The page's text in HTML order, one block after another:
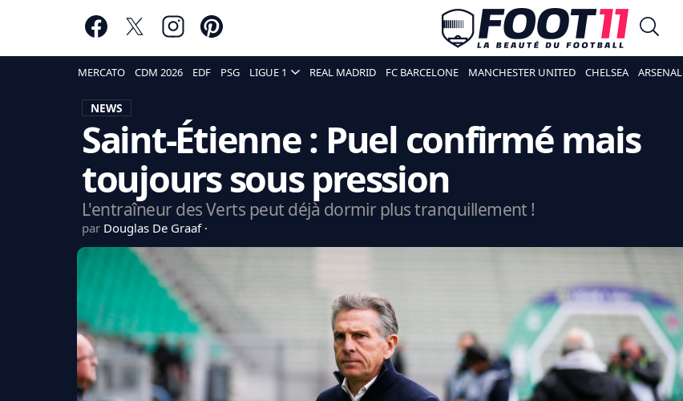
MERCATO CDM 2026 EDF PSG LIGUE 1 REAL MADRID FC BARCELONE MANCHESTER UNITED CHELSEA ARSENAL
NEWS
Saint-Étienne : Puel confirmé mais
toujours sous pression
L'entraîneur des Verts peut déjà dormir plus tranquillement !
par Douglas De Graaf